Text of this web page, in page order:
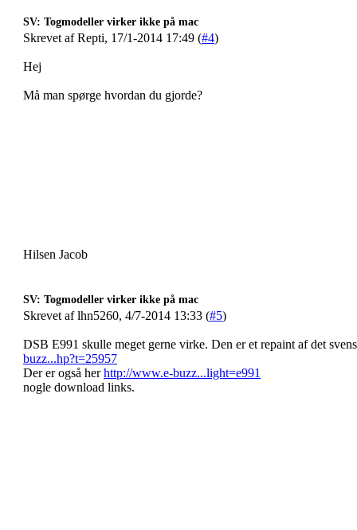
SV: Togmodeller virker ikke på mac
Skrevet af Repti, 17/1-2014 17:49 (#4)
Hej
Må man spørge hvordan du gjorde?
Hilsen Jacob
SV: Togmodeller virker ikke på mac
Skrevet af lhn5260, 4/7-2014 13:33 (#5)
DSB E991 skulle meget gerne virke. Den er et repaint af det
buzz...hp?t=25957
Der er også herhttp://www.e-buzz...light=e991
nogle download links.